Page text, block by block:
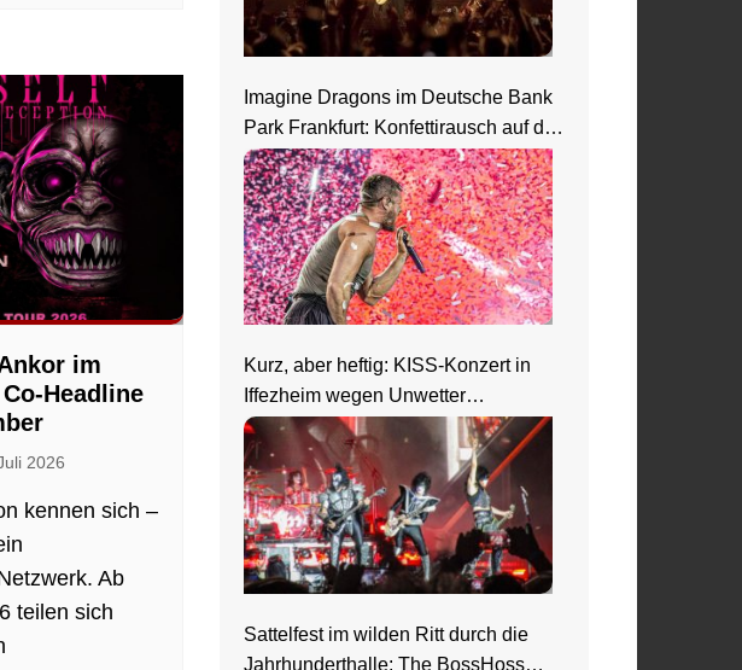
im
Headline
2026
kennen sich –
Ab
teilen sich
Imagine Dragons im Deutsche Bank
Park Frankfurt: Konfettirausch auf der
Loom Welttour
Kurz, aber heftig: KISS-Konzert in
Iffezheim wegen Unwetter
abgebrochen
Sattelfest im wilden Ritt durch die
Jahrhunderthalle: The BossHoss